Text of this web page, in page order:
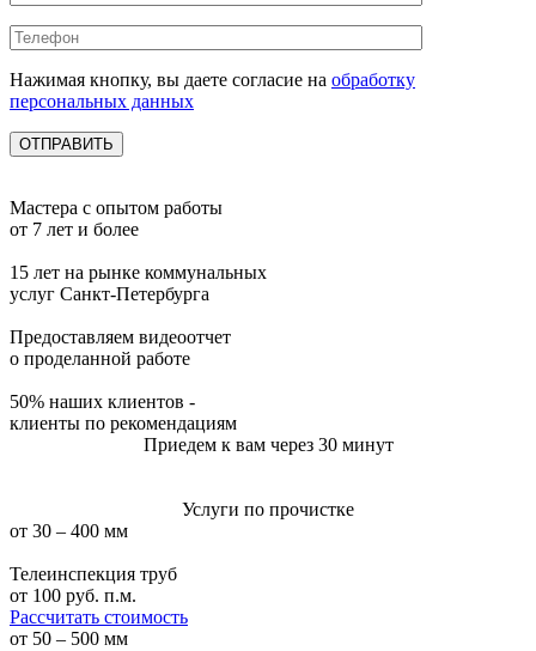
Нажимая кнопку, вы даете согласие на обработку
персональных данных
Мастера с опытом работы
от 7 лет и более
15 лет на рынке коммунальных
услуг Санкт-Петербурга
Предоставляем видеоотчет
о проделанной работе
50% наших клиентов -
клиенты по рекомендациям
Приедем к вам через 30 минут
Услуги по прочистке
от 30 – 400 мм
Телеинспекция труб
от 100 руб. п.м.
Рассчитать стоимость
от 50 – 500 мм